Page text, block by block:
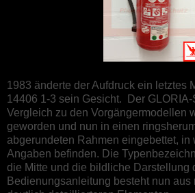
1983 änderte der Aufdruck ein letztes
14406 1-3 sein Gesicht. Der GLORIA-
Vergleich zu den Vorgängermodellen
geworden und nun in einen
abgerundeten Rahmen eingebettet, in
Angaben befinden. Die
die Mitte und die bildliche Darstellung
Bedienungsanleitung besteht nun aus